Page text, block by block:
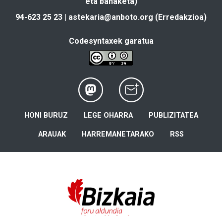
94-623 25 23 | astekaria@anboto.org (Erredakzioa)
Codesyntaxek garatua
HONI BURUZ LEGE OHARRA PUBLIZITATEA
ARAUAK HARREMANETARAKO RSS